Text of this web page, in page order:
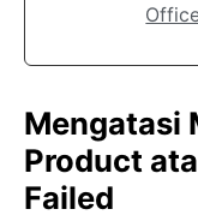
Mengatasi
Product
Failed